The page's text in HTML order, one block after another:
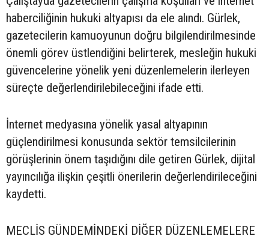
haberciliğinin hukuki altyapısı da ele alındı. Gürlek,
gazetecilerin kamuoyunun doğru bilgilendirilmesinde
önemli görev üstlendiğini belirterek, mesleğin hukuki
güvencelerine yönelik yeni düzenlemelerin ilerleyen
süreçte değerlendirilebileceğini ifade etti.
İnternet medyasına yönelik yasal altyapının
güçlendirilmesi konusunda sektör temsilcilerinin
görüşlerinin önem taşıdığını dile getiren Gürlek, dijital
yayıncılığa ilişkin çeşitli önerilerin değerlendirileceğini
kaydetti.
MECLİS GÜNDEMİNDEKİ DİĞER DÜZENLEMELERE